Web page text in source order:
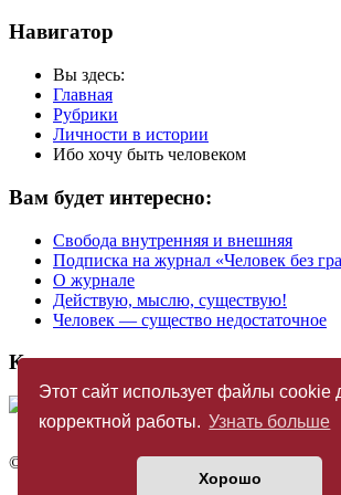
Этот сайт использует файлы cookie
корректной работы. Узнать больше
Хорошо
Навигатор
Вы здесь:
Главная
Рубрики
Личности в истории
Ибо хочу быть человеком
Вам будет интересно:
Свобода внутренняя и внешняя
Подписка на журнал «Человек без
О журнале
Действую, мыслю, существую!
Человек — существо недостаточное
Купить журнал
© Издательство «Новый Акрополь»2005 —
Политика конфиденциальности